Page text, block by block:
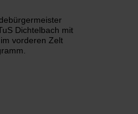
Dichtelbach mit
vorderen Zelt